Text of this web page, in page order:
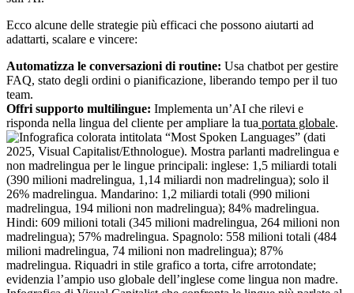
Ecco alcune delle strategie più efficaci che possono aiutarti ad
adattarti, scalare e vincere:
Automatizza le conversazioni di routine: Usa chatbot per gestire
FAQ, stato degli ordini o pianificazione, liberando tempo per il tuo
team.
Offri supporto multilingue: Implementa un’AI che rilevi e
risponda nella lingua del cliente per ampliare la tua portata globale.